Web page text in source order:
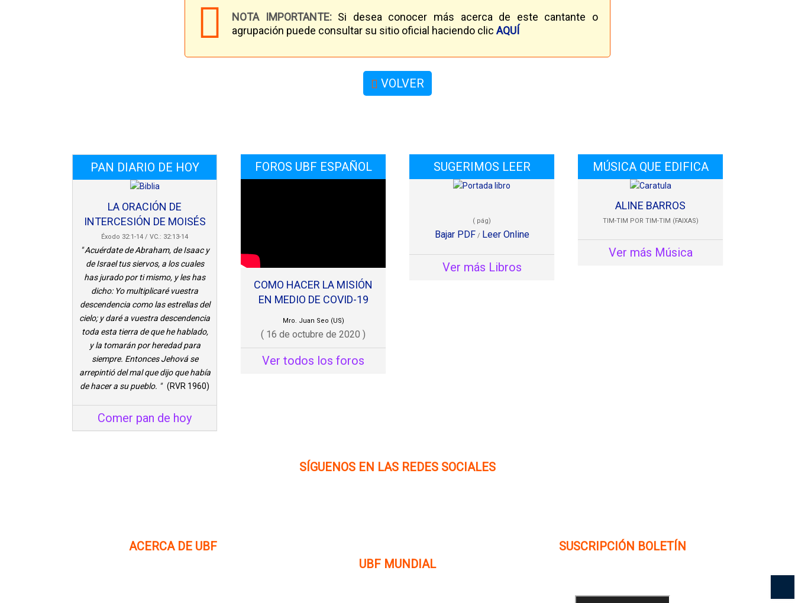
NOTA IMPORTANTE: Si desea conocer más acerca de este cantante o
agrupación puede consultar su sitio oficial haciendo clic AQUÍ
VOLVER
PAN DIARIO DE HOY
LA ORACIÓN DE
INTERCESIÓN DE MOISÉS
Éxodo 32:1-14 / VC.: 32:13-14
" Acuérdate de Abraham, de Isaac y
de Israel tus siervos, a los cuales
has jurado por ti mismo, y les has
dicho: Yo multiplicaré vuestra
descendencia como las estrellas del
cielo; y daré a vuestra descendencia
toda esta tierra de que he hablado,
y la tomarán por heredad para
siempre. Entonces Jehová se
arrepintió del mal que dijo que había
de hacer a su pueblo. " (RVR 1960)
Comer pan de hoy
FOROS UBF ESPAÑOL
COMO HACER LA MISIÓN
EN MEDIO DE COVID-19
Mro. Juan Seo (US)
( 16 de octubre de 2020 )
Ver todos los foros
SUGERIMOS LEER
( pág)
Bajar PDF / Leer Online
Ver más Libros
MÚSICA QUE EDIFICA
ALINE BARROS
TIM-TIM POR TIM-TIM (FAIXAS)
Ver más Música
SÍGUENOS EN LAS REDES SOCIALES
ACERCA DE UBF
UBF MUNDIAL
SUSCRIPCIÓN BOLETÍN